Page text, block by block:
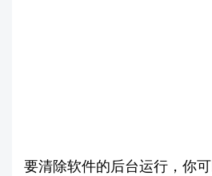
要清除软件的后台运行，你